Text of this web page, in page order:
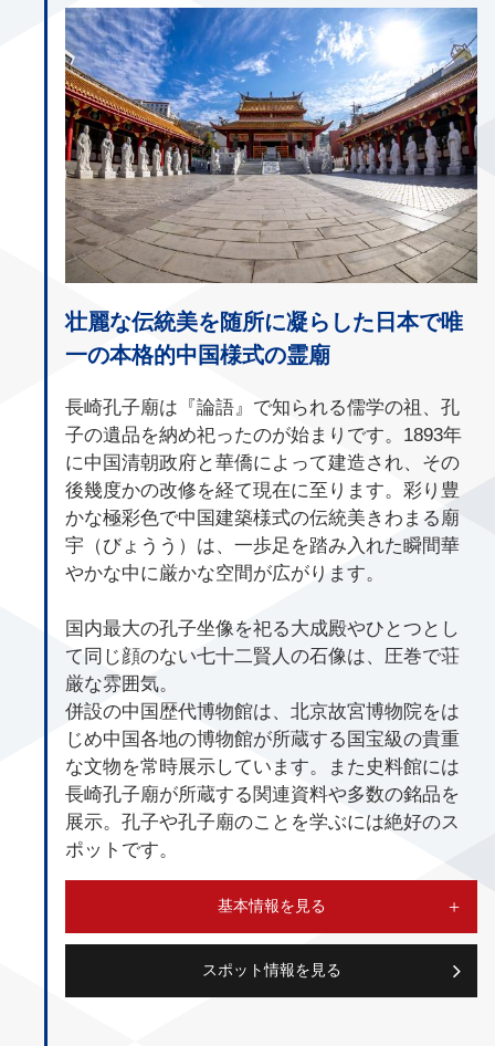
壮麗な伝統美を随所に凝らした日本で唯
一の本格的中国様式の霊廟
長崎孔子廟は『論語』で知られる儒学の祖、孔
子の遺品を納め祀ったのが始まりです。1893年
に中国清朝政府と華僑によって建造され、その
後幾度かの改修を経て現在に至ります。彩り豊
かな極彩色で中国建築様式の伝統美きわまる廟
宇（びょうう）は、一歩足を踏み入れた瞬間華
やかな中に厳かな空間が広がります。
国内最大の孔子坐像を祀る大成殿やひとつとし
て同じ顔のない七十二賢人の石像は、圧巻で荘
厳な雰囲気。
併設の中国歴代博物館は、北京故宮博物院をは
じめ中国各地の博物館が所蔵する国宝級の貴重
な文物を常時展示しています。また史料館には
長崎孔子廟が所蔵する関連資料や多数の銘品を
展示。孔子や孔子廟のことを学ぶには絶好のス
ポットです。
基本情報を見る
スポット情報を見る